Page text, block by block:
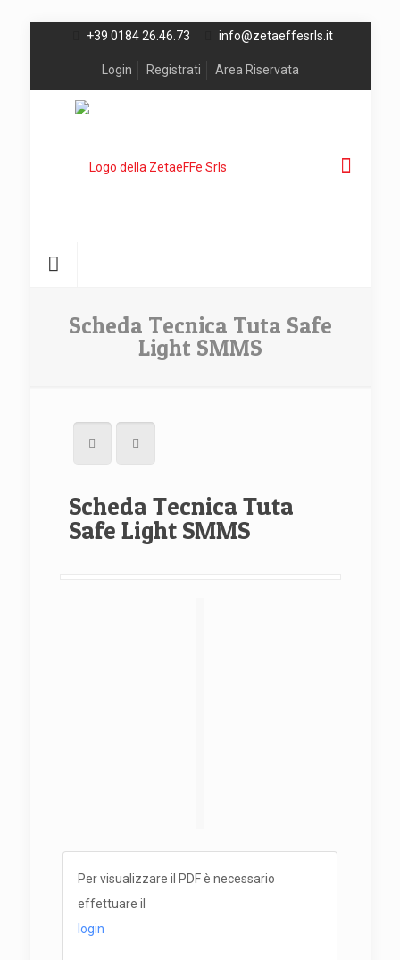
+39 0184 26.46.73 info@zetaeffesrls.it
Login Registrati Area Riservata
Scheda Tecnica Tuta Safe
Light SMMS
Scheda Tecnica Tuta
Safe Light SMMS
Per visualizzare il PDF è necessario
effettuare il
login